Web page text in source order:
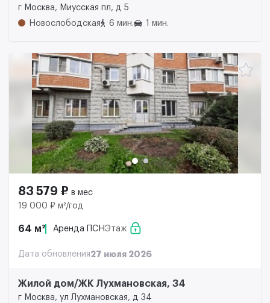
г Москва, Миусская пл, д 5
Новослободская
6 мин. 1 мин.
83 579 ₽ в мес
19 000 ₽ м²/год
64 м² Аренда ПСНЭтаж
Дата обновления27 июля 2026
Жилой дом/ЖК Лухмановская, 34
г Москва, ул Лухмановская, д 34